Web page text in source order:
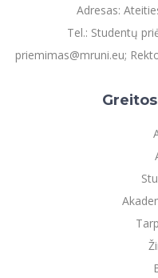
Adresas:
Tel.: Studentų
priemimas@mruni.eu;